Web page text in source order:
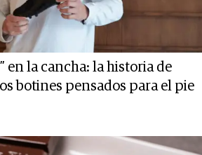
en la cancha: la historia de
botines pensados para el pie